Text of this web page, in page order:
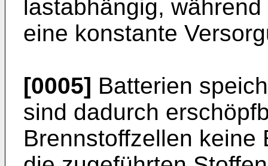
lastabhängig,
eine konstante
[0005] Batterien
sind dadurch
Brennstoffzellen keine